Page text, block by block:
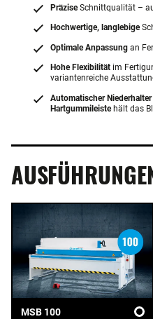
PräziseSchnittqualität –
Hochwertige, langlebige
Optimale Anpassung an
Hohe Flexibilität im
variantenreiche
Automatischer
Hartgummileistehält das
MSB 100